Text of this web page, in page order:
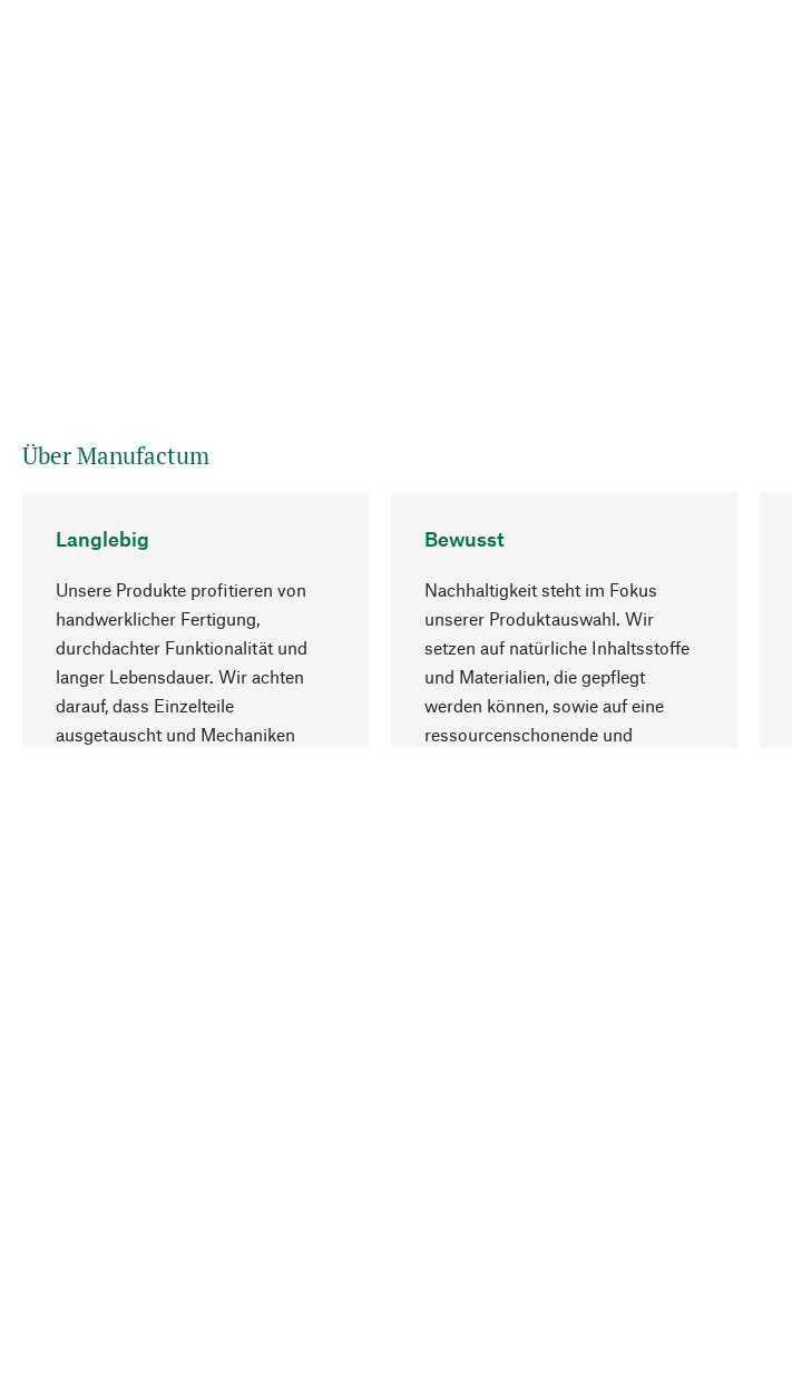
Über Manufactum
Langlebig
Unsere Produkte profitieren von
handwerklicher Fertigung,
durchdachter Funktionalität und
langer Lebensdauer. Wir achten
darauf, dass Einzelteile
ausgetauscht und Mechaniken
Bewusst
Nachhaltigkeit steht im Fokus
unserer Produktauswahl. Wir
setzen auf natürliche Inhaltsstoffe
und Materialien, die gepflegt
werden können, sowie auf eine
ressourcenschonende und